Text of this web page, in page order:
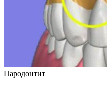
Пародонтит